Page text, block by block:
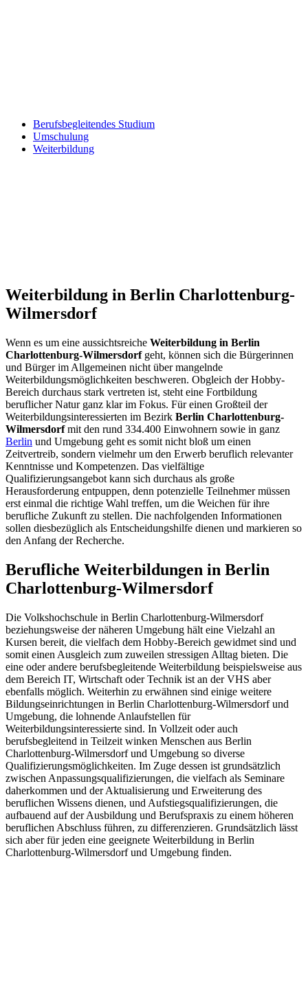
Berufsbegleitendes Studium
Umschulung
Weiterbildung
Weiterbildung in Berlin Charlottenburg-
Wilmersdorf
Wenn es um eine aussichtsreiche Weiterbildung in Berlin
Charlottenburg-Wilmersdorfgeht, können sich die Bürgerinnen
und Bürger im Allgemeinen nicht über mangelnde
Weiterbildungsmöglichkeiten beschweren. Obgleich der Hobby-
Bereich durchaus stark vertreten ist, steht eine Fortbildung
beruflicher Natur ganz klar im Fokus. Für einen Großteil der
Weiterbildungsinteressierten im Bezirk Berlin Charlottenburg-
Wilmersdorfmit den rund 334.400 Einwohnern sowie in ganz
Berlin und Umgebung geht es somit nicht bloß um einen
Zeitvertreib, sondern vielmehr um den Erwerb beruflich relevanter
Kenntnisse und Kompetenzen. Das vielfältige
Qualifizierungsangebot kann sich durchaus als große
Herausforderung entpuppen, denn potenzielle Teilnehmer müssen
erst einmal die richtige Wahl treffen, um die Weichen für ihre
berufliche Zukunft zu stellen. Die nachfolgenden Informationen
sollen diesbezüglich als Entscheidungshilfe dienen und markieren so
den Anfang der Recherche.
Berufliche Weiterbildungen in Berlin
Charlottenburg-Wilmersdorf
Die Volkshochschule in Berlin Charlottenburg-Wilmersdorf
beziehungsweise der näheren Umgebung hält eine Vielzahl an
Kursen bereit, die vielfach dem Hobby-Bereich gewidmet sind und
somit einen Ausgleich zum zuweilen stressigen Alltag bieten. Die
eine oder andere berufsbegleitende Weiterbildung beispielsweise aus
dem Bereich IT, Wirtschaft oder Technik ist an der VHS aber
ebenfalls möglich. Weiterhin zu erwähnen sind einige weitere
Bildungseinrichtungen in Berlin Charlottenburg-Wilmersdorf und
Umgebung, die lohnende Anlaufstellen für
Weiterbildungsinteressierte sind. In Vollzeit oder auch
berufsbegleitend in Teilzeit winken Menschen aus Berlin
Charlottenburg-Wilmersdorf und Umgebung so diverse
Qualifizierungsmöglichkeiten. Im Zuge dessen ist grundsätzlich
zwischen Anpassungsqualifizierungen, die vielfach als Seminare
daherkommen und der Aktualisierung und Erweiterung des
beruflichen Wissens dienen, und Aufstiegsqualifizierungen, die
aufbauend auf der Ausbildung und Berufspraxis zu einem höheren
beruflichen Abschluss führen, zu differenzieren. Grundsätzlich lässt
sich aber für jeden eine geeignete Weiterbildung in Berlin
Charlottenburg-Wilmersdorf und Umgebung finden.